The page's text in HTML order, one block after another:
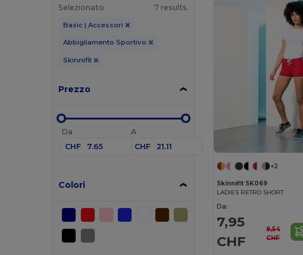
Selezionato
7 results.
Basic | Accessori
Abbigliamento Sportivo
Skinnifit
Prezzo
Da
CHF
A
CHF
Colori
+2
Skinnifit SK069
LADIES RETRO SHORT
Da:
7,95
CHF
9,54
CHF